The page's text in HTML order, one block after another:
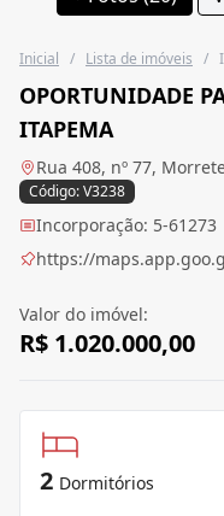
Inicial / Lista de imóveis /
OPORTUNIDADE
ITAPEMA
Rua 408, nº 77,
Código: V3238
Incorporação: 5-61273
https://
Valor do imóvel:
R$ 1.020.000,00
2 Dormitórios